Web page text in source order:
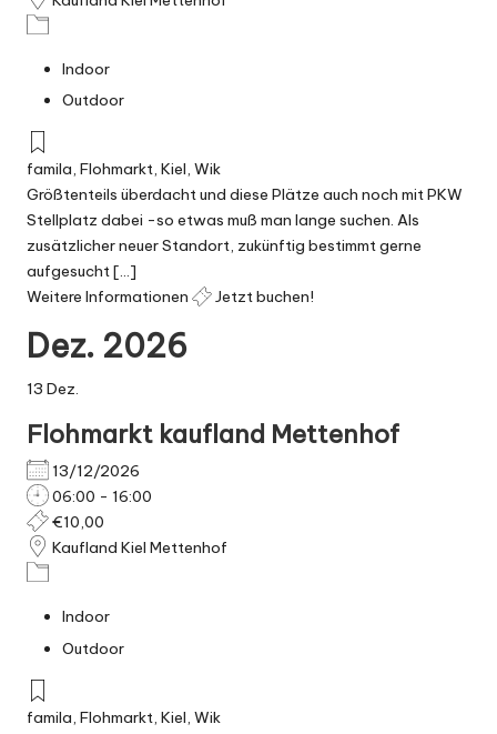
Indoor
Outdoor
famila, Flohmarkt, Kiel, Wik
Größtenteils überdacht und diese Plätze auch noch mit PKW
Stellplatz dabei -so etwas muß man lange suchen. Als
zusätzlicher neuer Standort, zukünftig bestimmt gerne
aufgesucht [...]
Weitere Informationen
Jetzt buchen!
Dez. 2026
13 Dez.
Flohmarkt kaufland Mettenhof
13/12/2026
06:00 - 16:00
€10,00
Kaufland Kiel Mettenhof
Indoor
Outdoor
famila Flohmarkt Kiel Wik